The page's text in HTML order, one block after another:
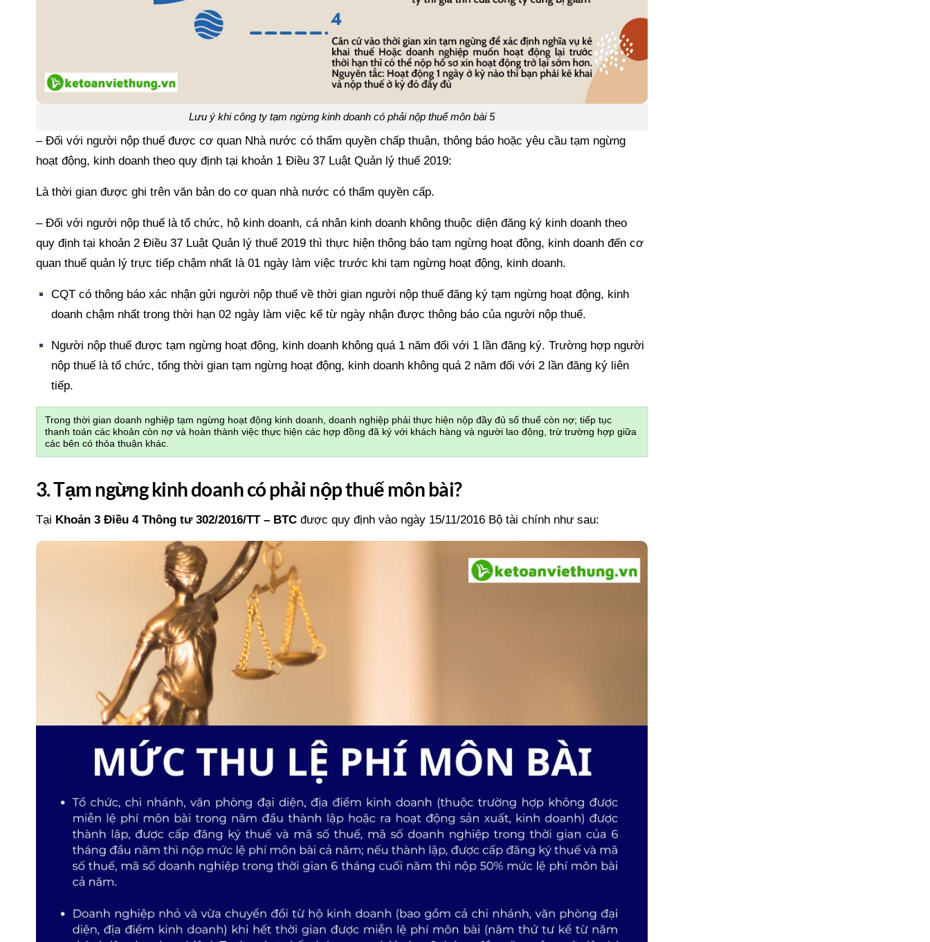
Lưu ý khi công ty tạm ngừng kinh doanh có phải nộp thuế môn bài 5
– Đối với người nộp thuế được cơ quan Nhà nước có thẩm quyền chấp thuận, thông báo hoặc yêu cầu tạm ngừng
hoạt động, kinh doanh theo quy định tại khoản 1 Điều 37 Luật Quản lý thuế 2019:
Là thời gian được ghi trên văn bản do cơ quan nhà nước có thẩm quyền cấp.
– Đối với người nộp thuế là tổ chức, hộ kinh doanh, cá nhân kinh doanh không thuộc diện đăng ký kinh doanh theo
quy định tại khoản 2 Điều 37 Luật Quản lý thuế 2019 thì thực hiện thông báo tạm ngừng hoạt động, kinh doanh đến cơ
quan thuế quản lý trực tiếp chậm nhất là 01 ngày làm việc trước khi tạm ngừng hoạt động, kinh doanh.
CQT có thông báo xác nhận gửi người nộp thuế về thời gian người nộp thuế đăng ký tạm ngừng hoạt động, kinh
doanh chậm nhất trong thời hạn 02 ngày làm việc kể từ ngày nhận được thông báo của người nộp thuế.
Người nộp thuế được tạm ngừng hoạt động, kinh doanh không quá 1 năm đối với 1 lần đăng ký. Trường hợp người
nộp thuế là tổ chức, tổng thời gian tạm ngừng hoạt động, kinh doanh không quá 2 năm đối với 2 lần đăng ký liên
tiếp.
Trong thời gian doanh nghiệp tạm ngừng hoạt động kinh doanh, doanh nghiệp phải thực hiện nộp đầy đủ số thuế còn nợ; tiếp tục
thanh toán các khoản còn nợ và hoàn thành việc thực hiện các hợp đồng đã ký với khách hàng và người lao động, trừ trường hợp giữa
các bên có thỏa thuận khác.
3. Tạm ngừng kinh doanh có phải nộp thuế môn bài?
Tại Khoản 3 Điều 4 Thông tư 302/2016/TT – BTC được quy định vào ngày 15/11/2016 Bộ tài chính như sau: